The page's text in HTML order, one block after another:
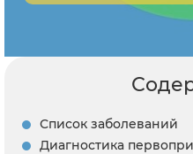
Список заболеваний
Диагностика